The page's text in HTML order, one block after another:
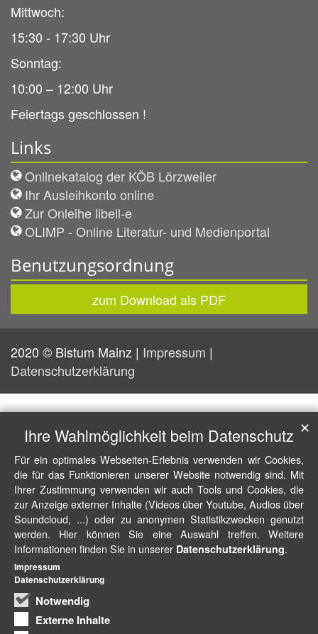
Mittwoch:
15:30 - 17:30 Uhr
Sonntag:
10:00 – 12:00 Uhr
Feiertags geschlossen !
Links
Onlinekatalog der KÖB Lörzweiler
Ihr Ausleihkonto online
Zur Onleihe libell-e
OLIMP - Online Literatur- und Medienportal
Benutzungsordnung
zum Download als PDF
2020 © Bistum Mainz | Impressum |
Datenschutzerklärung
Ihre Wahlmöglichkeit beim Datenschutz
Für ein optimales Webseiten-Erlebnis verwenden wir Cookies,
die für das Funktionieren unserer Website notwendig sind. Mit
Ihrer Zustimmung verwenden wir auch Tools und Cookies, die
zur Anzeige externer Inhalte (Videos über Youtube, Audios über
Soundcloud, ...) oder zu anonymen Statistikzwecken genutzt
werden. Hier können Sie eine Auswahl treffen. Weitere
Informationen finden Sie in unserer Datenschutzerklärung.
Notwendig
Externe Inhalte
✕
Impressum
Datenschutzerklärung